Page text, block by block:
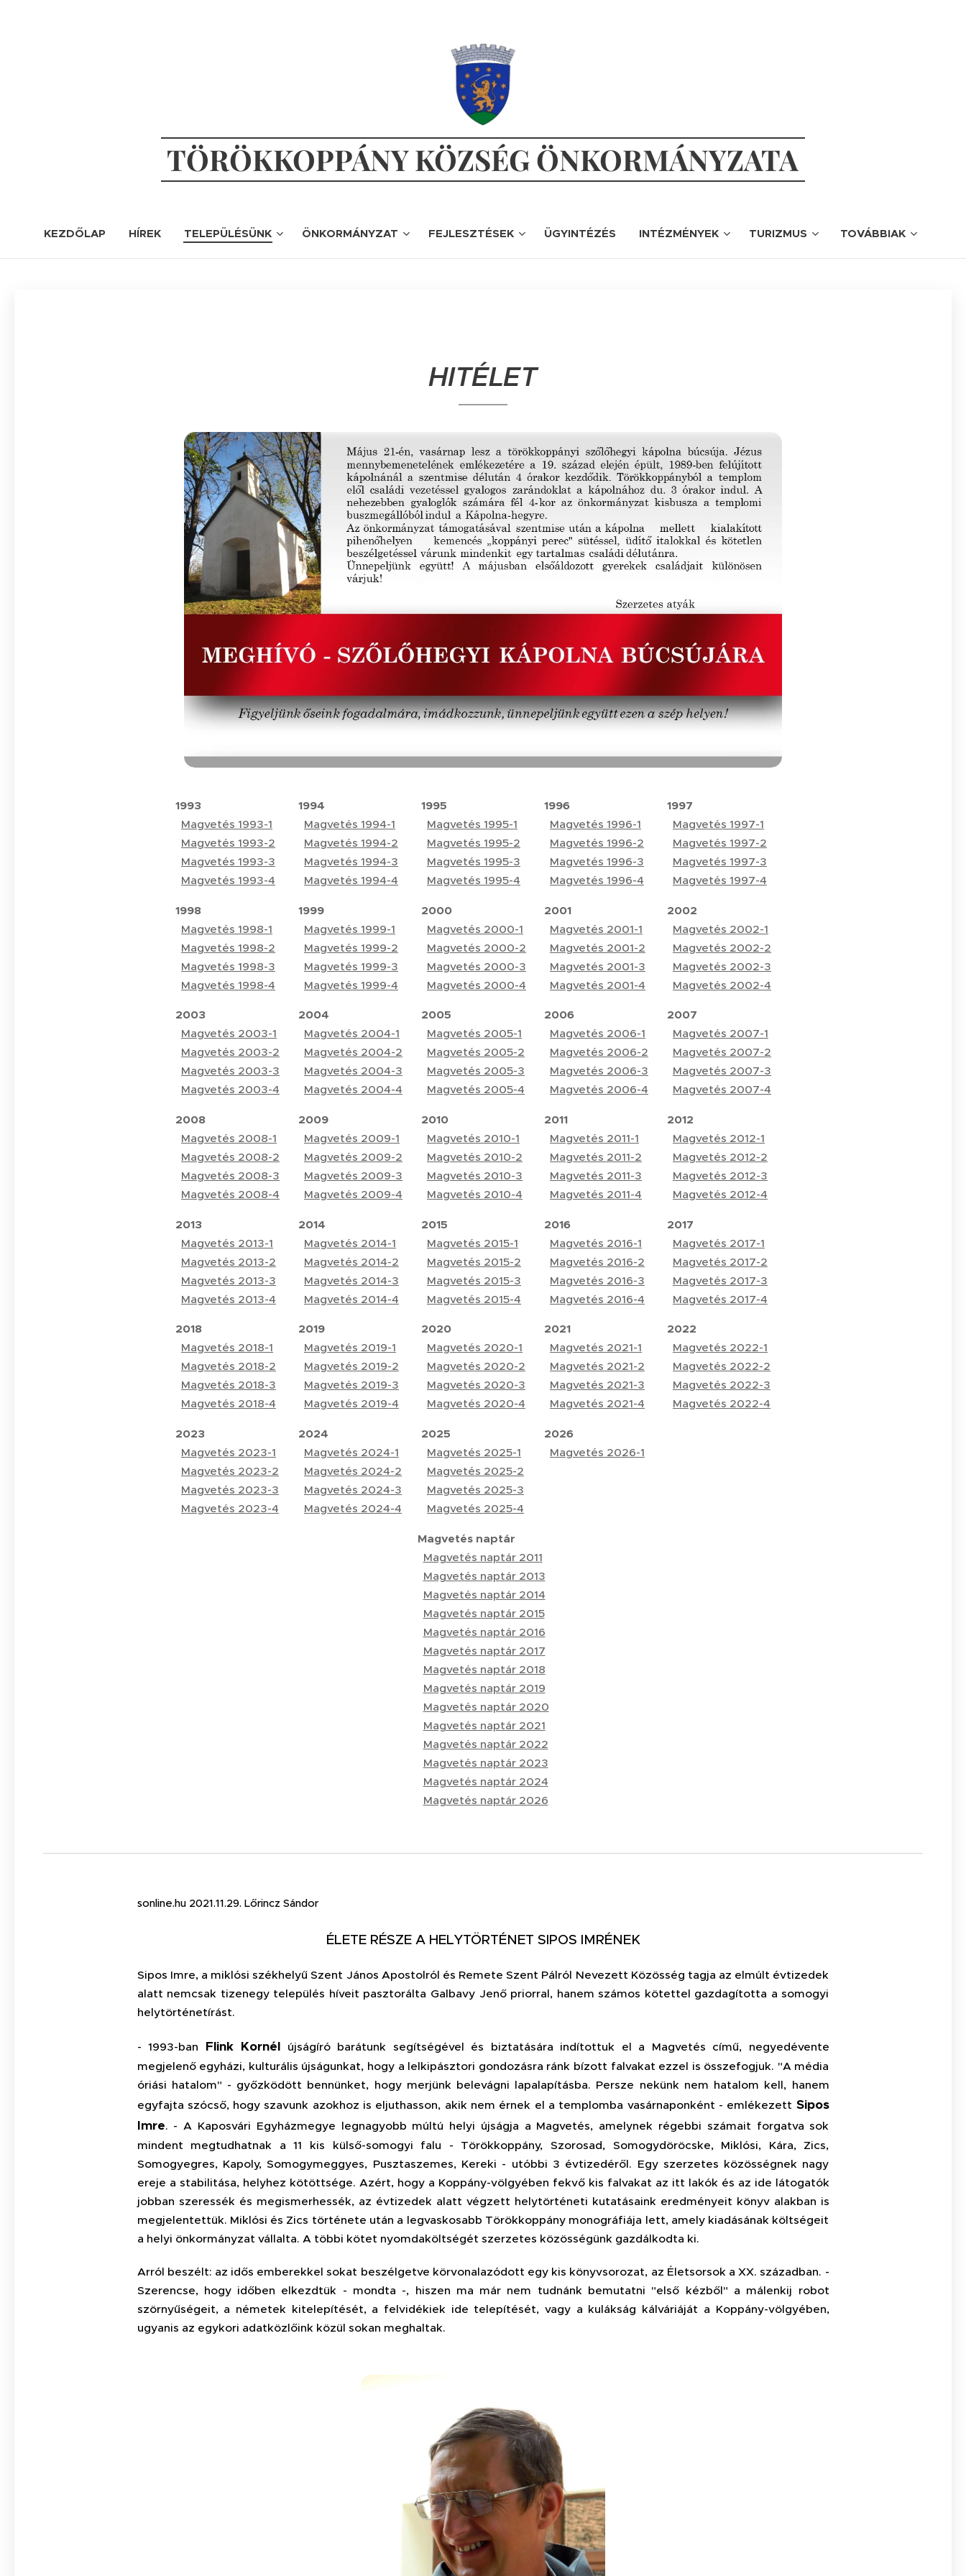
TÖRÖKKOPPÁNY KÖZSÉG ÖNKORMÁNYZATA
KEZDŐLAP HÍREK TELEPÜLÉSÜNK ÖNKORMÁNYZAT FEJLESZTÉSEK ÜGYINTÉZÉS INTÉZMÉNYEK TURIZMUS TOVÁBBIAK
HITÉLET
1993 1994 1995 1996 1997
Magvetés 1993-1 Magvetés 1994-1 Magvetés 1995-1 Magvetés 1996-1
Magvetés 1997-1
Magvetés 1993-2
Magvetés 1994-2 Magvetés 1995-2 Magvetés 1996-2
Magvetés 1997-2
Magvetés 1993-3
Magvetés 1994-3 Magvetés 1995-3 Magvetés 1996-3
Magvetés 1997-3
Magvetés 1993-4
Magvetés 1994-4 Magvetés 1995-4 Magvetés 1996-4 Magvetés 1997-4
1998 1999 2000 2001 2002
Magvetés 1998-1 Magvetés 1999-1 Magvetés 2000-1 Magvetés 2001-1
Magvetés 2002-1
Magvetés 1998-2
Magvetés 1999-2 Magvetés 2000-2 Magvetés 2001-2
Magvetés 2002-2
Magvetés 1998-3
Magvetés 1999-3 Magvetés 2000-3 Magvetés 2001-3
Magvetés 2002-3
Magvetés 1998-4
Magvetés 1999-4 Magvetés 2000-4 Magvetés 2001-4 Magvetés 2002-4
2003 2004 2005 2006 2007
Magvetés 2003-1 Magvetés 2004-1 Magvetés 2005-1 Magvetés 2006-1
Magvetés 2007-1
Magvetés 2003-2
Magvetés 2004-2 Magvetés 2005-2 Magvetés 2006-2
Magvetés 2007-2
Magvetés 2003-3
Magvetés 2004-3 Magvetés 2005-3 Magvetés 2006-3
Magvetés 2007-3
Magvetés 2003-4
Magvetés 2004-4 Magvetés 2005-4 Magvetés 2006-4 Magvetés 2007-4
2008 2009 2010 2011 2012
Magvetés 2008-1 Magvetés 2009-1 Magvetés 2010-1 Magvetés 2011-1
Magvetés 2012-1
Magvetés 2008-2
Magvetés 2009-2 Magvetés 2010-2 Magvetés 2011-2
Magvetés 2012-2
Magvetés 2008-3
Magvetés 2009-3 Magvetés 2010-3 Magvetés 2011-3
Magvetés 2012-3
Magvetés 2008-4
Magvetés 2009-4 Magvetés 2010-4 Magvetés 2011-4 Magvetés 2012-4
2013 2014 2015 2016 2017
Magvetés 2013-1 Magvetés 2014-1 Magvetés 2015-1 Magvetés 2016-1
Magvetés 2017-1
Magvetés 2013-2
Magvetés 2014-2 Magvetés 2015-2 Magvetés 2016-2
Magvetés 2017-2
Magvetés 2013-3
Magvetés 2014-3 Magvetés 2015-3 Magvetés 2016-3
Magvetés 2017-3
Magvetés 2013-4
Magvetés 2014-4 Magvetés 2015-4 Magvetés 2016-4 Magvetés 2017-4
2018 2019 2020 2021 2022
Magvetés 2018-1 Magvetés 2019-1 Magvetés 2020-1 Magvetés 2021-1
Magvetés 2022-1
Magvetés 2018-2
Magvetés 2019-2 Magvetés 2020-2 Magvetés 2021-2
Magvetés 2022-2
Magvetés 2018-3
Magvetés 2019-3 Magvetés 2020-3 Magvetés 2021-3
Magvetés 2022-3
Magvetés 2018-4
Magvetés 2019-4 Magvetés 2020-4 Magvetés 2021-4 Magvetés 2022-4
2023 2024 2025 2026
Magvetés 2023-1 Magvetés 2024-1 Magvetés 2025-1
Magvetés 2026-1
Magvetés 2023-2
Magvetés 2024-2
Magvetés 2025-2
Magvetés 2023-3
Magvetés 2024-3
Magvetés 2025-3
Magvetés 2023-4
Magvetés 2024-4 Magvetés 2025-4
Magvetés naptár
Magvetés naptár 2011
Magvetés naptár 2013
Magvetés naptár 2014
Magvetés naptár 2015
Magvetés naptár 2016
Magvetés naptár 2017
Magvetés naptár 2018
Magvetés naptár 2019
Magvetés naptár 2020
Magvetés naptár 2021
Magvetés naptár 2022
Magvetés naptár 2023
Magvetés naptár 2024
Magvetés naptár 2026
sonline.hu 2021.11.29. Lőrincz Sándor
ÉLETE RÉSZE A HELYTÖRTÉNET SIPOS IMRÉNEK
Sipos Imre, a miklósi székhelyű Szent János Apostolról és Remete Szent Pálról Nevezett Közösség tagja az elmúlt évtizedek
alatt nemcsak tizenegy település híveit pasztorálta Galbavy Jenő priorral, hanem számos kötettel gazdagította a somogyi
helytörténetírást.
- 1993-ban Flink Kornél újságíró barátunk segítségével és biztatására indítottuk el a Magvetés című, negyedévente
megjelenő egyházi, kulturális újságunkat, hogy a lelkipásztori gondozásra ránk bízott falvakat ezzel is összefogjuk. "A média
óriási hatalom" - győzködött bennünket, hogy merjünk belevágni lap­alapításba. Persze nekünk nem hatalom kell, hanem
egyfajta szócső, hogy szavunk azokhoz is eljuthasson, akik nem érnek el a templomba vasárnaponként - emlékezett Sipos
Imre. - A Kaposvári Egyházmegye legnagyobb múltú helyi újságja a Magvetés, amelynek régebbi számait forgatva sok
mindent megtudhatnak a 11 kis külső-somogyi falu - Törökkoppány, Szorosad, Somogydöröcske, Miklósi, Kára, Zics,
Somogyegres, Kapoly, Somogymeggyes, Pusztaszemes, Kereki - utóbbi 3 évtizedéről. Egy szerzetes közösségnek nagy
ereje a stabilitása, helyhez kötöttsége. Azért, hogy a Koppány-völgyében fekvő kis falvakat az itt lakók és az ide látogatók
jobban szeressék és megismerhessék, az évtizedek alatt végzett helytörténeti kutatásaink eredményeit könyv alakban is
megjelentettük. Miklósi és Zics története után a legvaskosabb Törökkoppány monográfiája lett, amely kiadásának költségeit
a helyi önkormányzat vállalta. A többi kötet nyomdaköltségét szerzetes közösségünk gazdálkodta ki.
Arról beszélt: az idős emberekkel sokat beszélgetve körvonalazódott egy kis könyvsorozat, az Életsorsok a XX. században. -
Szerencse, hogy időben elkezdtük - mondta -, hiszen ma már nem tudnánk bemutatni "első kézből" a málenkij robot
szörnyűségeit, a németek kitelepítését, a felvidékiek ide telepítését, vagy a kulákság kálváriáját a Koppány-völgyében,
ugyanis az egykori adatközlőink közül sokan meghaltak.